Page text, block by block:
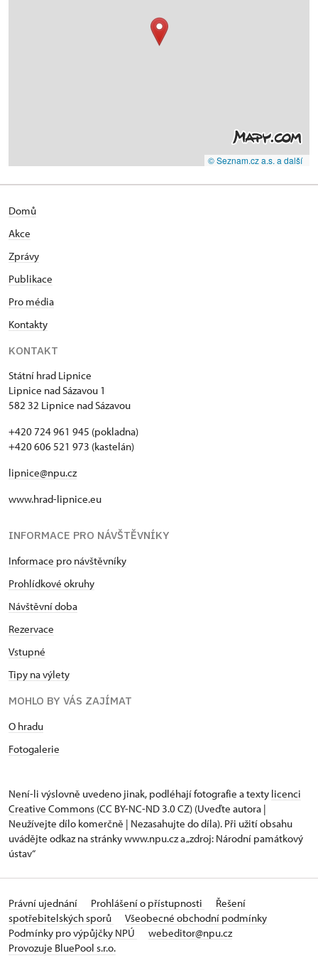
© Seznam.cz a.s. a další
Domů
Akce
Zprávy
Publikace
Pro média
Kontakty
KONTAKT
Státní hrad Lipnice
Lipnice nad Sázavou 1
582 32 Lipnice nad Sázavou
+420 724 961 945 (pokladna)
+420 606 521 973 (kastelán)
lipnice@npu.cz
www.hrad-lipnice.eu
INFORMACE PRO NÁVŠTĚVNÍKY
Informace pro návštěvníky
Prohlídkové okruhy
Návštěvní doba
Rezervace
Vstupné
Tipy na výlety
MOHLO BY VÁS ZAJÍMAT
O hradu
Fotogalerie
Není-li výslovně uvedeno jinak, podléhají fotografie a texty licenci
Creative Commons (CC BY-NC-ND 3.0 CZ) (Uveďte autora |
Neužívejte dílo komerčně | Nezasahujte do díla). Při užití obsahu
uvádějte odkaz na stránky www.npu.cz a „zdroj: Národní památkový
ústav“
Právní ujednání Prohlášení o přístupnosti
Řešení
spotřebitelských sporů
Všeobecné obchodní podmínky
Podmínky pro výpůjčky NPÚ
webeditor@npu.cz
Provozuje BluePool s.r.o.